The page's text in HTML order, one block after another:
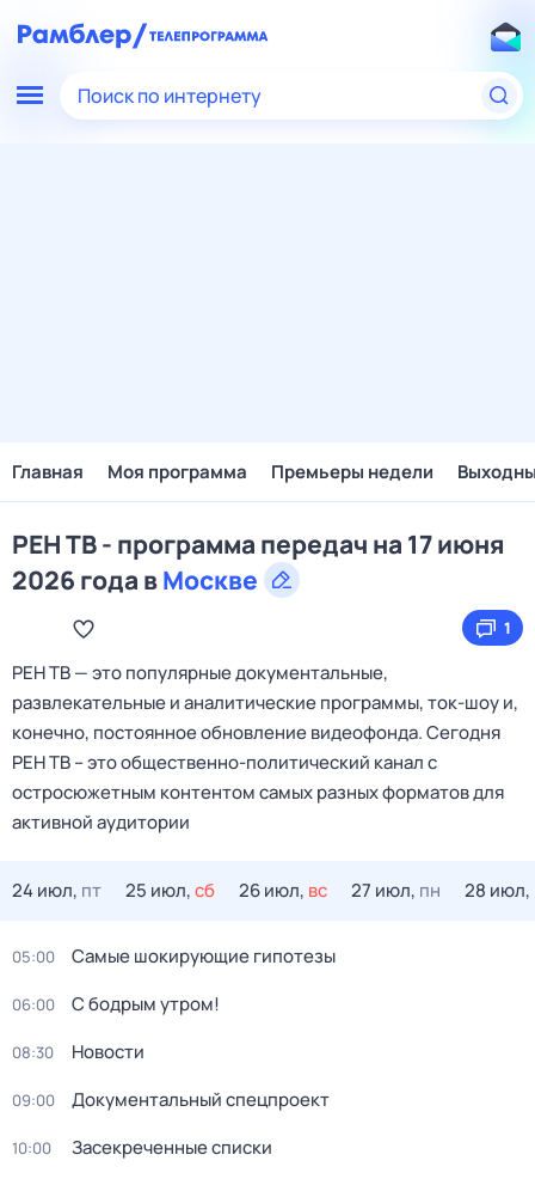
Поиск по интернету
Главная Моя программа Премьеры недели
РЕН ТВ - программа передач на 17 июня
2026 года вМоскве
1
РЕН ТВ — это популярные документальные,
развлекательные и аналитические программы, ток-шоу и,
конечно, постоянное обновление видеофонда. Сегодня
РЕН ТВ – это общественно-политический канал с
остросюжетным контентом самых разных форматов для
активной аудитории
24 июл, пт 25 июл,сб 26 июл, вс 27 июл, пн 28 июл,
05:00 Самые шoкиpующие гипотезы
06:00 С бодрым утром!
08:30 Новости
09:00 Документальный спецпpоeкт
10:00 Заceкpeченные списки